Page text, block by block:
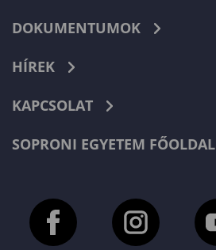
DOKUMENTUMOK
HÍREK
KAPCSOLAT
SOPRONI EGYETEM FŐOLDAL